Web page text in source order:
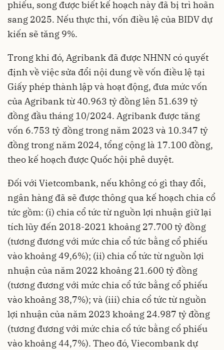
phiếu, song được biết kế hoạch này đã bị trì hoãn
sang 2025. Nếu thực thi, vốn điều lệ của BIDV dự
kiến sẽ tăng 9%.
Trong khi đó, Agribank đã được NHNN có quyết
định về việc sửa đổi nội dung về vốn điều lệ tại
Giấy phép thành lập và hoạt động, đưa mức vốn
của Agribank từ 40.963 tỷ đồng lên 51.639 tỷ
đồng đầu tháng 10/2024. Agribank được tăng
vốn 6.753 tỷ đồng trong năm 2023 và 10.347 tỷ
đồng trong năm 2024, tổng cộng là 17.100 đồng,
theo kế hoạch được Quốc hội phê duyệt.
Đối với Vietcombank, nếu không có gì thay đổi,
ngân hàng đã sẽ được thông qua kế hoạch chia cổ
tức gồm: (i) chia cổ tức từ nguồn lợi nhuận giữ lại
tích lũy đến 2018-2021 khoảng 27.700 tỷ đồng
(tương đương với mức chia cổ tức bằng cổ phiếu
vào khoảng 49,6%); (ii) chia cổ tức từ nguồn lợi
nhuận của năm 2022 khoảng 21.600 tỷ đồng
(tương đương với mức chia cổ tức bằng cổ phiếu
vào khoảng 38,7%); và (iii) chia cổ tức từ nguồn
lợi nhuận của năm 2023 khoảng 24.987 tỷ đồng
(tương đương với mức chia cổ tức bằng cổ phiếu
vào khoảng 44,7%). Theo đó, Viecombank dự